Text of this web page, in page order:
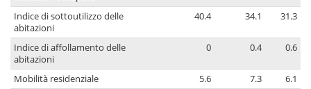
Indice di sottoutilizzo delle
abitazioni
40.4 34.1 31.3
Indice di affollamento delle
abitazioni
0 0.4 0.6
Mobilità residenziale 5.6 7.3 6.1